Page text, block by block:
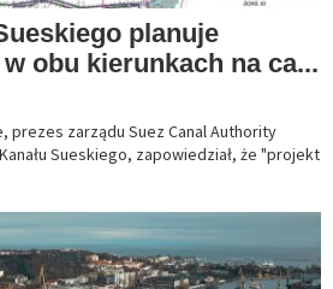
planuje
obu kierunkach na ca...
prezes zarządu Suez Canal Authority
Sueskiego, zapowiedział, że "projekt